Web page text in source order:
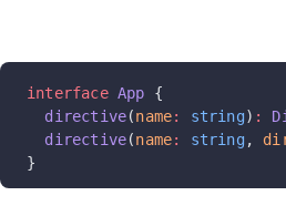
interface App {
  directive
(name: string) :
  directive
(name: string,
}